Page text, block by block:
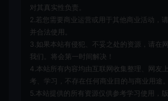
对其真实性负责。
2.若您需要商业运营或用于其他商业活动，
并合法使用。
3.如果本站有侵犯、不妥之处的资源，请在
我们。将会第一时间解决！
4.本站所有内容均由互联网收集整理、网友
考、学习，不存在任何商业目的与商业用途。
5.本站提供的所有资源仅供参考学习使用，